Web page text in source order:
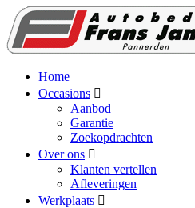
Home
Occasions
Aanbod
Garantie
Zoekopdrachten
Over ons
Klanten vertellen
Afleveringen
Werkplaats